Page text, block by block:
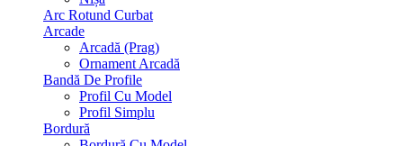
Arc Rotund Curbat
Arcade
Arcadă (Prag)
Ornament Arcadă
Bandă De Profile
Profil Cu Model
Profil Simplu
Bordură